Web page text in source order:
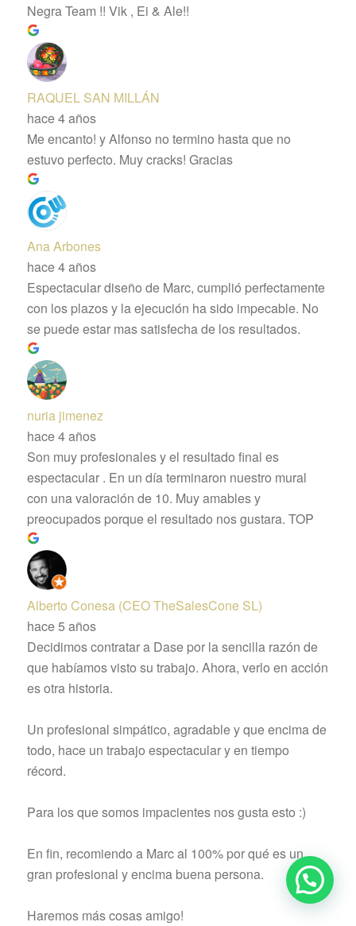
Negra Team !! Vik , Ei & Ale!!
RAQUEL SAN MILLÁN
hace 4 años
Me encanto! y Alfonso no termino hasta que no
estuvo perfecto. Muy cracks! Gracias
Ana Arbones
hace 4 años
Espectacular diseño de Marc, cumplió perfectamente
con los plazos y la ejecución ha sido impecable. No
se puede estar mas satisfecha de los resultados.
nuria jimenez
hace 4 años
Son muy profesionales y el resultado final es
espectacular . En un día terminaron nuestro mural
con una valoración de 10. Muy amables y
preocupados porque el resultado nos gustara. TOP
Alberto Conesa (CEO TheSalesCone SL)
hace 5 años
Decidimos contratar a Dase por la sencilla razón de
que habíamos visto su trabajo. Ahora, verlo en acción
es otra historia.
Un profesional simpático, agradable y que encima de
todo, hace un trabajo espectacular y en tiempo
récord.
Para los que somos impacientes nos gusta esto :)
En fin, recomiendo a Marc al 100% por qué es un
gran profesional y encima buena persona.
Haremos más cosas amigo!